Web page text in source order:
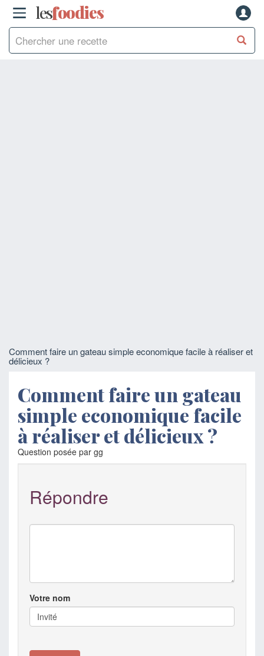
lesfoodies
Comment faire un gateau simple economique facile à réaliser et
délicieux ?
Comment faire un gateau
simple economique facile
à réaliser et délicieux ?
Question posée par gg
Répondre
Votre nom